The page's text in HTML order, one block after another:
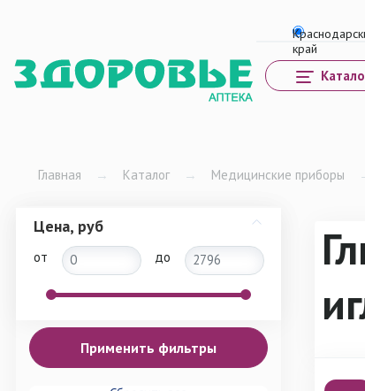
Главная → Каталог → Медицинские приборы
Цена, руб
от до